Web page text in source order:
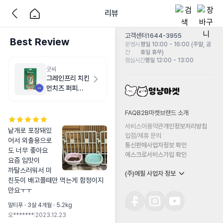
리뷰
Best Review
굿씨
그레인프리 치킨
먼치즈 퍼피
낱개로 포장돼있
어서 외출용으로
도 너무 좋아요
요즘 입맛이
까탈스러워서 미
친듯이 배고플때만 먹는게 함정이지
만요ㅜㅜ
말티푸 · 3살 4개월 · 5.2kg
오******* 2023.12.23
고객센터1644-3955
운영시
간
평일 10:00 - 16:00 (주말, 공
휴일 휴무)
점심시간평일 12:00 - 13:00
FAQB2B마켓 브랜드 소개
서비스이용약관개인정보처리방침
입점/제휴 문의
통신판매사업자정보 확인
에스크로서비스가입 확인
(주)에필 사업자 정보